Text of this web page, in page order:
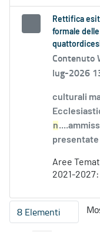
Rettifica
formale
Contenuto
lug-2026
culturali
n
presentate
Aree
2021-2027:
8 ElementiPer pagina